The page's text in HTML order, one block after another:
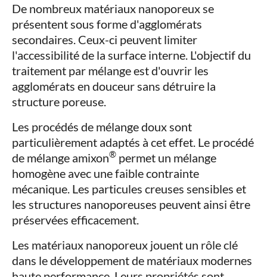
De nombreux matériaux nanoporeux se
présentent sous forme d'agglomérats
secondaires. Ceux-ci peuvent limiter
l'accessibilité de la surface interne. L'objectif du
traitement par mélange est d'ouvrir les
agglomérats en douceur sans détruire la
structure poreuse.
Les procédés de mélange doux sont
particulièrement adaptés à cet effet. Le procédé
de mélange amixon® permet un mélange
homogène avec une faible contrainte
mécanique. Les particules creuses sensibles et
les structures nanoporeuses peuvent ainsi être
préservées efficacement.
Les matériaux nanoporeux jouent un rôle clé
dans le développement de matériaux modernes